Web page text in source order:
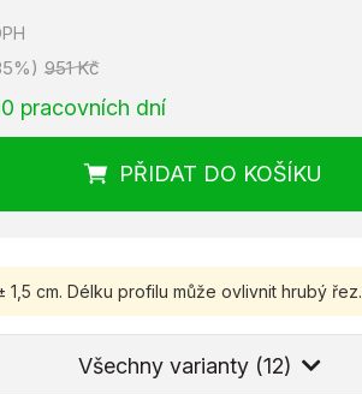
951 Kč
pracovních dní
PŘIDAT DO KOŠÍKU
1,5 cm. Délku profilu může ovlivnit hrubý řez.
Všechny varianty (12)